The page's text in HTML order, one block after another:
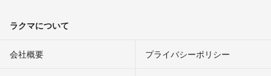
ラクマについて
会社概要 プライバシーポリシー